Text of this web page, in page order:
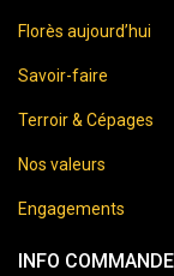
Florès aujourd’hui
Savoir-faire
Terroir & Cépages
Nos valeurs
Engagements
INFO COMMANDE